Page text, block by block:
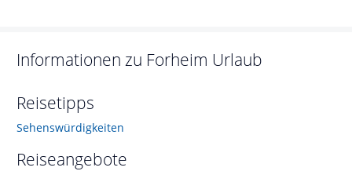
Informationen zu Forheim Urlaub
Reisetipps
Sehenswürdigkeiten
Reiseangebote